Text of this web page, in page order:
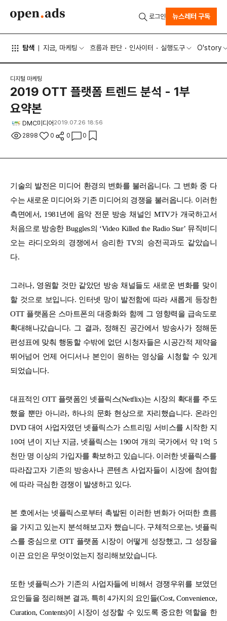
탐색 지금, 마케팅 흐름과 판단 인사이터 실행도구 O'story
로그인 뉴스레터 구독
디지털 마케팅
2019 OTT 플랫폼 트렌드 분석 - 1부
요약본
DMC미디어 2019.07.26 18:56
2898 0 0 0
기술의 발전은 미디어 환경의 변화를 불러옵니다. 그 변화 중 다
수는 새로운 미디어와 기존 미디어의 경쟁을 불러옵니다. 이러한
측면에서, 1981년에 음악 전문 방송 채널인 MTV가 개국하고서
처음으로 방송한 Buggles의 ‘Video Killed the Radio Star’ 뮤직비디
오는 라디오와의 경쟁에서 승리한 TV의 승전곡과도 같았습니
다.
그러나, 영원할 것만 같았던 방송 채널들도 새로운 변화를 맞이
할 것으로 보입니다. 인터넷 망이 발전함에 따라 새롭게 등장한
OTT 플랫폼은 스마트폰의 대중화와 함께 그 영향력을 급속도로
확대해나갔습니다. 그 결과, 정해진 공간에서 방송사가 정해둔
편성표에 맞춰 행동할 수밖에 없던 시청자들은 시공간적 제약을
뛰어넘어 언제 어디서나 본인이 원하는 영상을 시청할 수 있게
되었습니다.
대표적인 OTT 플랫폼인 넷플릭스(Netflix)는 시장의 확대를 주도
했을 뿐만 아니라, 하나의 문화 현상으로 자리했습니다. 온라인
DVD 대여 사업자였던 넷플릭스가 스트리밍 서비스를 시작한 지
10여 년이 지난 지금, 넷플릭스는 190여 개의 국가에서 약 1억 5
천만 명 이상의 가입자를 확보하고 있습니다. 이러한 넷플릭스를
따라잡고자 기존의 방송사나 콘텐츠 사업자들이 시장에 참여함
에 따라 극심한 경쟁이 발생하고 있다.
본 호에서는 넷플릭스로부터 촉발된 이러한 변화가 어떠한 흐름
을 가지고 있는지 분석해보고자 했습니다. 구체적으로는, 넷플릭
스를 중심으로 OTT 플랫폼 시장이 어떻게 성장했고, 그 성장을
이끈 요인은 무엇이었는지 정리해보았습니다.
또한 넷플릭스가 기존의 사업자들에 비해서 경쟁우위를 보였던
요인들을 정리해본 결과, 특히 4가지의 요인들(Cost, Convenience,
Curation, Contents)이 시장이 성장할 수 있도록 중요한 역할을 한